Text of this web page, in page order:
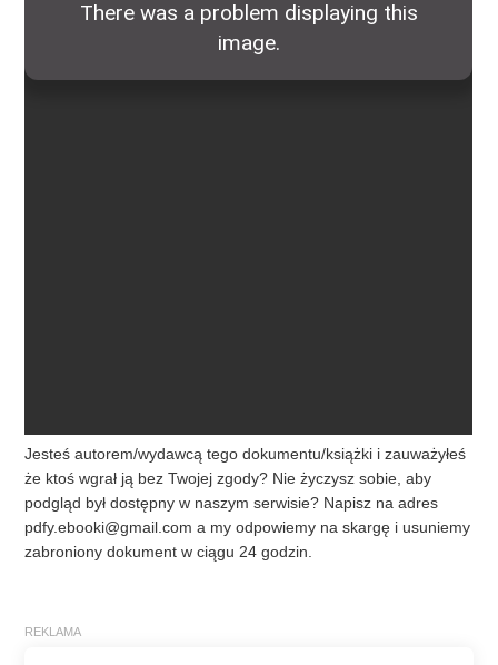
Jesteś autorem/wydawcą tego dokumentu/książki i zauważyłeś
że ktoś wgrał ją bez Twojej zgody? Nie życzysz sobie, aby
podgląd był dostępny w naszym serwisie? Napisz na adres
pdfy.ebooki@gmail.com a my odpowiemy na skargę i usuniemy
zabroniony dokument w ciągu 24 godzin.